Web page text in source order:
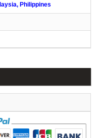
Philippines